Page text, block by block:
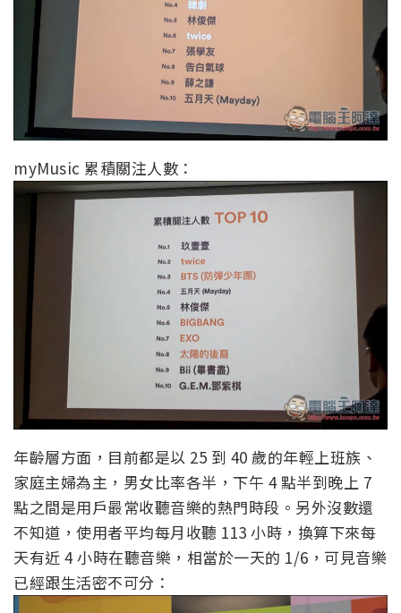
myMusic 累積關注人數：
年齡層方面，目前都是以 25 到 40 歲的年輕上班族、
家庭主婦為主，男女比率各半，下午 4 點半到晚上 7
點之間是用戶最常收聽音樂的熱門時段。另外沒數還
不知道，使用者平均每月收聽 113 小時，換算下來每
天有近 4 小時在聽音樂，相當於一天的 1/6，可見音樂
已經跟生活密不可分：